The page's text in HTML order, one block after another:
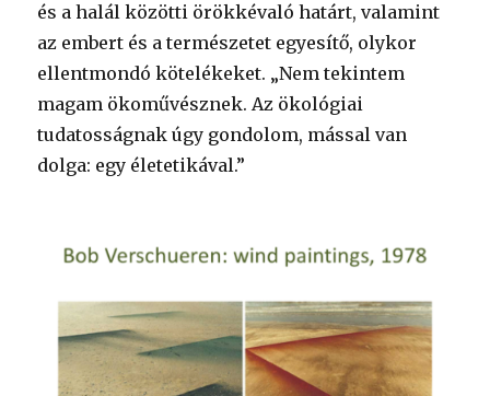
és a halál közötti örökkévaló határt, valamint
az embert és a természetet egyesítő, olykor
ellentmondó kötelékeket. „Nem tekintem
magam ökoművésznek. Az ökológiai
tudatosságnak úgy gondolom, mással van
dolga: egy életetikával.”